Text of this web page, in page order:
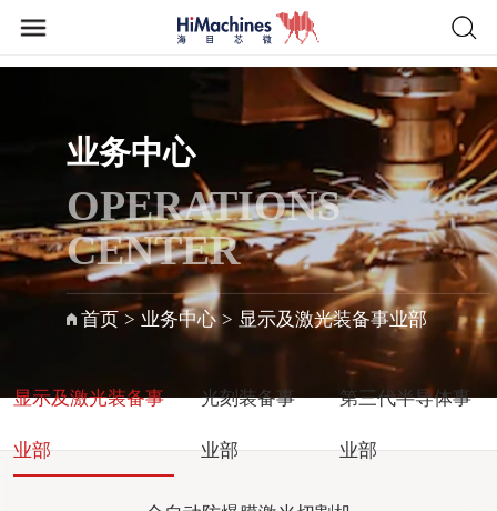
业务中心
OPERATIONS
CENTER
首页 > 业务中心 > 显示及激光装备事业部
显示及激光装备事
业部
光刻装备事
业部
第三代半导体事
业部